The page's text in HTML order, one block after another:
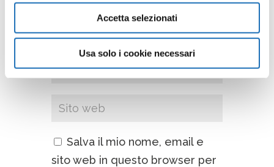
Accetta selezionati
Usa solo i cookie necessari
Salva il mio nome, email e
sito web in questo browser per